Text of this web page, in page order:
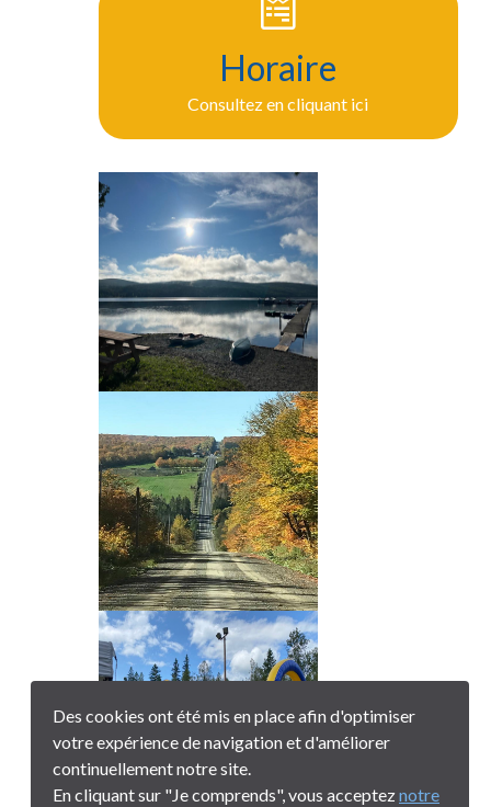
Horaire
Consultez en cliquant ici
Des cookies ont été mis en place afin d'optimiser
votre expérience de navigation et d'améliorer
continuellement notre site.
En cliquant sur "Je comprends", vous accepteznotre